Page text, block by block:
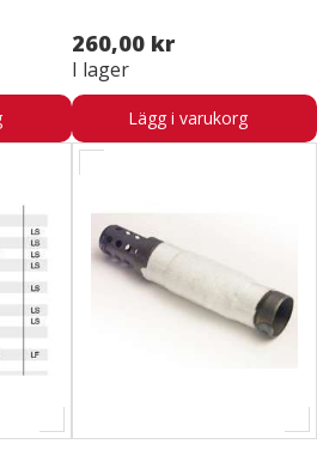
260,00 kr
I lager
Lägg i varukorg